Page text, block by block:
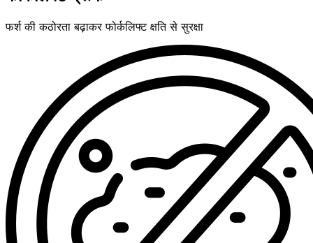
फर्श की कठोरता बढ़ाकर फोर्कलिफ्ट क्षति से सुरक्षा